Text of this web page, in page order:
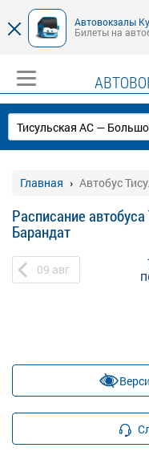
Автовокзалы
Билеты на
Главная Автобус
Расписание
Барандат
09 авг